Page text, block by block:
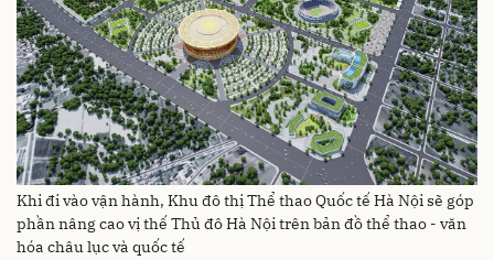
Khi đi vào vận hành, Khu đô thị Thể thao Quốc tế Hà Nội sẽ góp
phần nâng cao vị thế Thủ đô Hà Nội trên bản đồ thể thao - văn
hóa châu lục và quốc tế